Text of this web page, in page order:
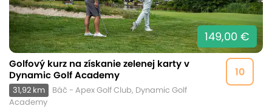
149,00 €
10
Golfový kurz na získanie zelenej karty v
Dynamic Golf Academy
31,92 km
Báč - Apex Golf Club, Dynamic Golf
Academy